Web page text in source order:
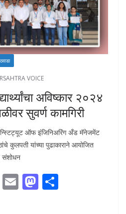
VOICE
अविष्कार २०२४
सुवर्ण कामगिरी
ऑफ इंजिनिअरिंग अँड मॅनेजमेंट
कुलपती यांच्या पुढाकाराने आयोजित
संशोधन
C E M